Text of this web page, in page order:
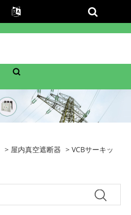
> 屋内真空遮断器 > VCBサーキッ